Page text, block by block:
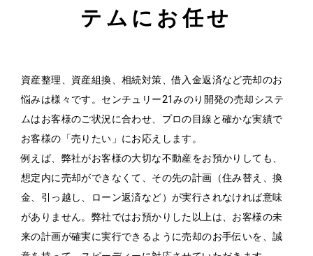
テムにお任せ
資産整理、資産組換、相続対策、借入金返済など売却のお
悩みは様々です。センチュリー21みのり開発の売却システ
ムはお客様のご状況に合わせ、プロの目線と確かな実績で
お客様の「売りたい」にお応えします。
例えば、弊社がお客様の大切な不動産をお預かりしても、
想定内に売却ができなくて、その先の計画（住み替え、換
金、引っ越し、ローン返済など）が実行されなければ意味
がありません。弊社ではお預かりした以上は、お客様の未
来の計画が確実に実行できるように売却のお手伝いを、誠